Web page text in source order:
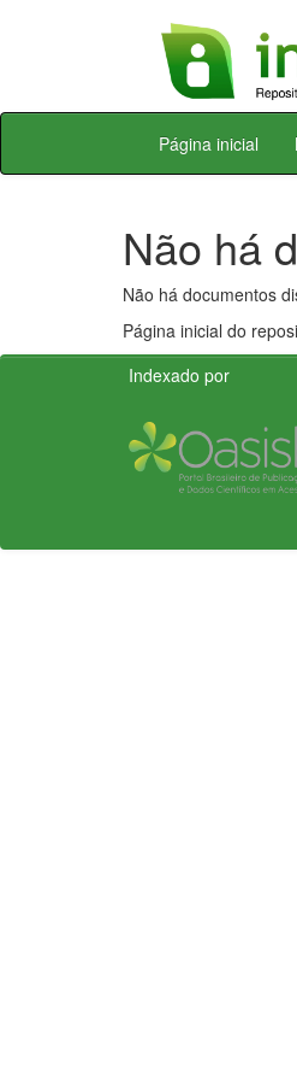
Skip
Página inicial
Não há
Não há documentos
Página inicial do
Indexado por